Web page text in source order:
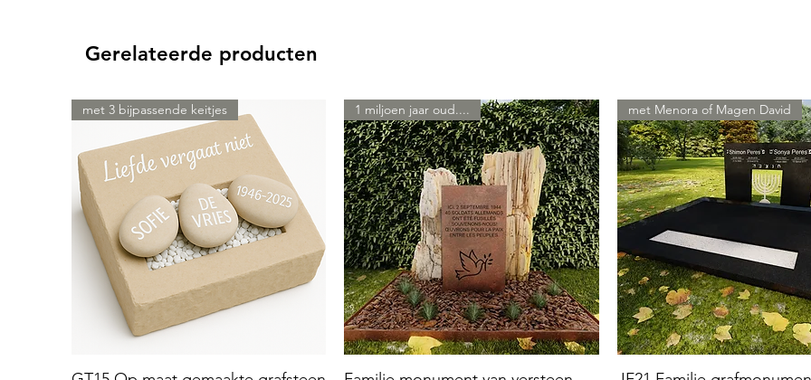
Gerelateerde producten
met 3 bijpassende keitjes 1 miljoen jaar oud.... met Menora of Magen David